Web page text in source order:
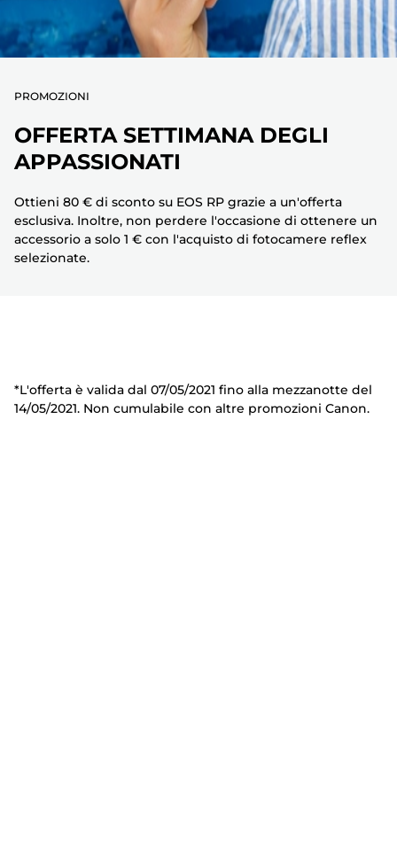
PROMOZIONI
OFFERTA SETTIMANA DEGLI
APPASSIONATI
Ottieni 80 € di sconto su EOS RP grazie a un'offerta
esclusiva. Inoltre, non perdere l'occasione di ottenere un
accessorio a solo 1 € con l'acquisto di fotocamere reflex
selezionate.
*L'offerta è valida dal 07/05/2021 fino alla mezzanotte del
14/05/2021. Non cumulabile con altre promozioni Canon.